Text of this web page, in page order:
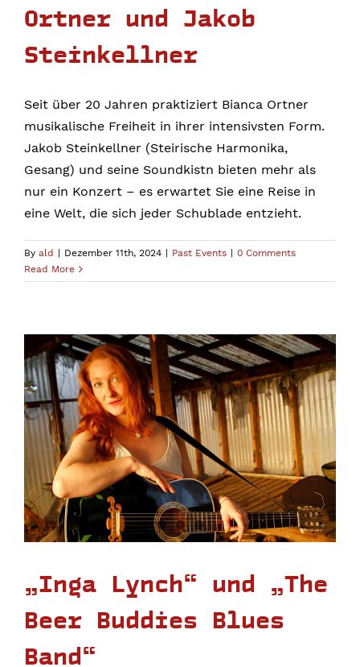
Ortner und Jakob
Steinkellner
Seit über 20 Jahren praktiziert Bianca Ortner
musikalische Freiheit in ihrer intensivsten Form.
Jakob Steinkellner (Steirische Harmonika,
Gesang) und seine Soundkistn bieten mehr als
nur ein Konzert – es erwartet Sie eine Reise in
eine Welt, die sich jeder Schublade entzieht.
By ald | Dezember 11th, 2024 | Past Events | 0 Comments
Read More
„Inga Lynch“ und „The
Beer Buddies Blues
Band“